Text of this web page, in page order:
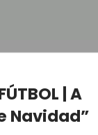
| A
Navidad”